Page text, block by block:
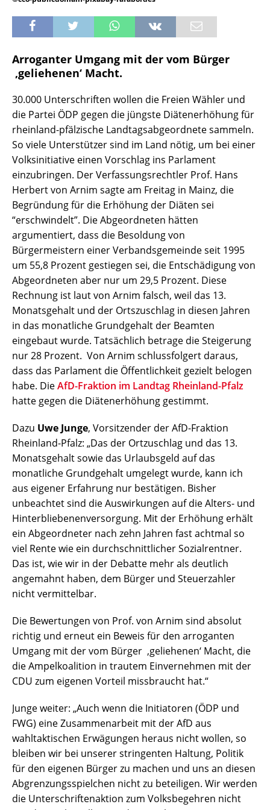
Arroganter Umgang mit der vom Bürger
‚geliehenen‘ Macht.
30.000 Unterschriften wollen die Freien Wähler und
die Partei ÖDP gegen die jüngste Diätenerhöhung für
rheinland-pfälzische Landtagsabgeordnete sammeln.
So viele Unterstützer sind im Land nötig, um bei einer
Volksinitiative einen Vorschlag ins Parlament
einzubringen. Der Verfassungsrechtler Prof. Hans
Herbert von Arnim sagte am Freitag in Mainz, die
Begründung für die Erhöhung der Diäten sei
“erschwindelt”. Die Abgeordneten hätten
argumentiert, dass die Besoldung von
Bürgermeistern einer Verbandsgemeinde seit 1995
um 55,8 Prozent gestiegen sei, die Entschädigung von
Abgeordneten aber nur um 29,5 Prozent. Diese
Rechnung ist laut von Arnim falsch, weil das 13.
Monatsgehalt und der Ortszuschlag in diesen Jahren
in das monatliche Grundgehalt der Beamten
eingebaut wurde. Tatsächlich betrage die Steigerung
nur 28 Prozent. Von Arnim schlussfolgert daraus,
dass das Parlament die Öffentlichkeit gezielt belogen
habe. DieAfD-Fraktion im Landtag Rheinland-Pfalz
hatte gegen die Diätenerhöhung gestimmt.
Dazu Uwe Junge, Vorsitzender der AfD-Fraktion
Rheinland-Pfalz: „Das der Ortzuschlag und das 13.
Monatsgehalt sowie das Urlaubsgeld auf das
monatliche Grundgehalt umgelegt wurde, kann ich
aus eigener Erfahrung nur bestätigen. Bisher
unbeachtet sind die Auswirkungen auf die Alters- und
Hinterbliebenenversorgung. Mit der Erhöhung erhält
ein Abgeordneter nach zehn Jahren fast achtmal so
viel Rente wie ein durchschnittlicher Sozialrentner.
Das ist, wie wir in der Debatte mehr als deutlich
angemahnt haben, dem Bürger und Steuerzahler
nicht vermittelbar.
Die Bewertungen von Prof. von Arnim sind absolut
richtig und erneut ein Beweis für den arroganten
Umgang mit der vom Bürger ‚geliehenen‘ Macht, die
die Ampelkoalition in trautem Einvernehmen mit der
CDU zum eigenen Vorteil missbraucht hat.“
Junge weiter: „Auch wenn die Initiatoren (ÖDP und
FWG) eine Zusammenarbeit mit der AfD aus
wahltaktischen Erwägungen heraus nicht wollen, so
bleiben wir bei unserer stringenten Haltung, Politik
für den eigenen Bürger zu machen und uns an diesen
Abgrenzungsspielchen nicht zu beteiligen. Wir werden
die Unterschriftenaktion zum Volksbegehren nicht